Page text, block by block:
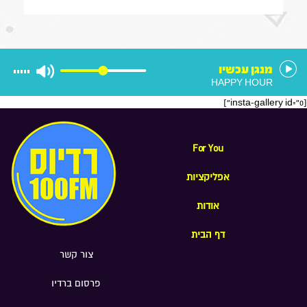
מנגן עכשיו
HAPPY HOUR
[insta-gallery id="0"]
For You
אפליקציות
אודות
דף הבית
צור קשר
פרסום ברדיו